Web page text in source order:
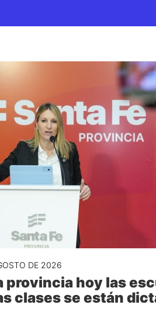
DE 2026
provincia hoy las
clases se están